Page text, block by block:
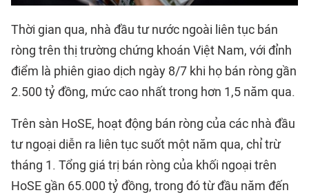
Thời gian qua, nhà đầu tư nước ngoài liên tục bán
ròng trên thị trường chứng khoán Việt Nam, với đỉnh
điểm là phiên giao dịch ngày 8/7 khi họ bán ròng gần
2.500 tỷ đồng, mức cao nhất trong hơn 1,5 năm qua.
Trên sàn HoSE, hoạt động bán ròng của các nhà đầu
tư ngoại diễn ra liên tục suốt một năm qua, chỉ trừ
tháng 1. Tổng giá trị bán ròng của khối ngoại trên
HoSE gần 65.000 tỷ đồng, trong đó từ đầu năm đến